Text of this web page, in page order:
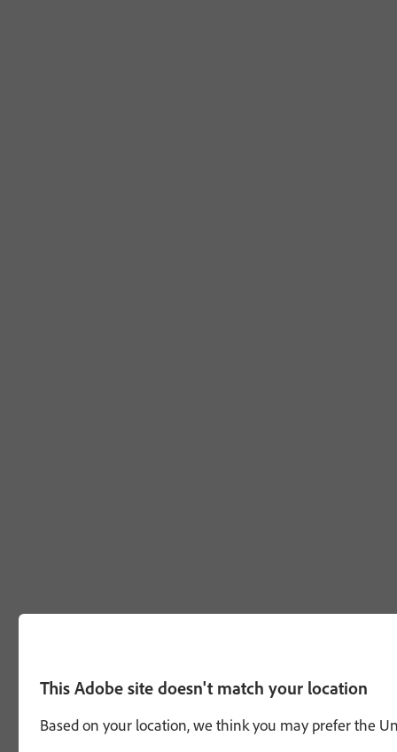
This Adobe site doesn't match your location
Based on your location, we think you may prefer the